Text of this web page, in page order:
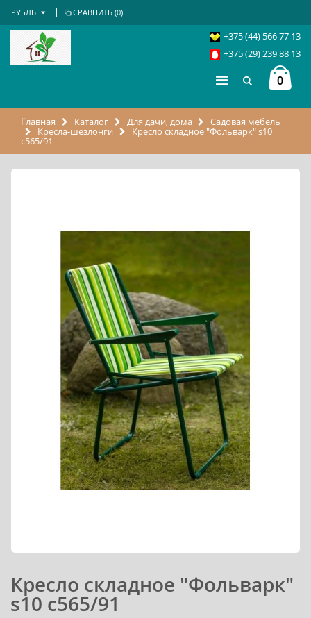
РУБЛЬ СРАВНИТЬ (0)
+375 (44) 566 77 13
+375 (29) 239 88 13
0
Главная Каталог Для дачи, дома Садовая мебель
Кресла-шезлонги Кресло складное "Фольварк" s10
с565/91
Кресло складное "Фольварк"
s10 с565/91